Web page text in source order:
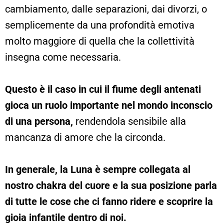
cambiamento, dalle separazioni, dai divorzi, o
semplicemente da una profondità emotiva
molto maggiore di quella che la collettività
insegna come necessaria.
Questo è il caso in cui il fiume degli antenati
gioca un ruolo importante nel mondo inconscio
di una persona, rendendola sensibile alla
mancanza di amore che la circonda.
In generale, la Luna è sempre collegata al
nostro chakra del cuore e la sua posizione parla
di tutte le cose che ci fanno ridere e scoprire la
gioia infantile dentro di noi.